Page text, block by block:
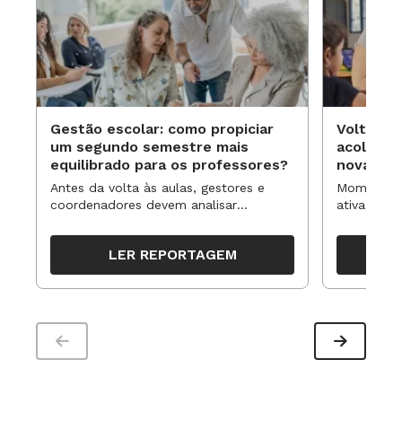
Gestão escolar: como propiciar
um segundo semestre mais
equilibrado para os professores?
Antes da volta às aulas, gestores e
coordenadores devem analisar
organizar ações para orientar o
trabalho pedagógico ao longo do
período
LER REPORTAGEM
Volta às
novas
ativa
propostas